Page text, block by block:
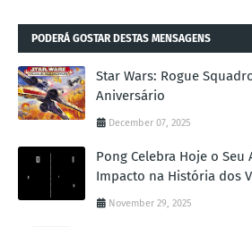
PODERÁ GOSTAR DESTAS MENSAGENS
Star Wars: Rogue
Aniversário
December 07, 2025
Pong Celebra Hoje o Seu
Impacto na História dos
November 29, 2025